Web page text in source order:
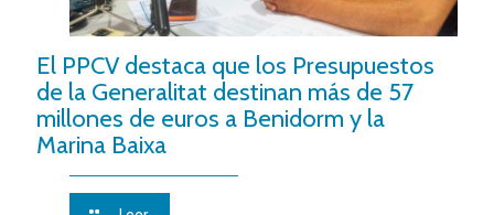
El PPCV destaca que los Presupuestos
de la Generalitat destinan más de 57
millones de euros a Benidorm y la
Marina Baixa